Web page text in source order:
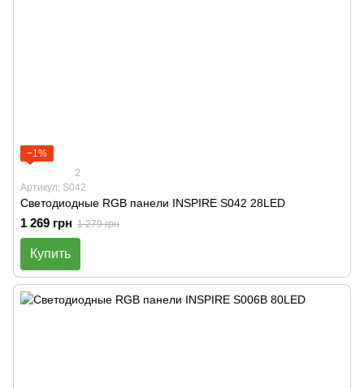
−1%
2
Артикул: S042
Светодиодные RGB панели INSPIRE S042 28LED
1 269 грн 1 279 грн
Купить